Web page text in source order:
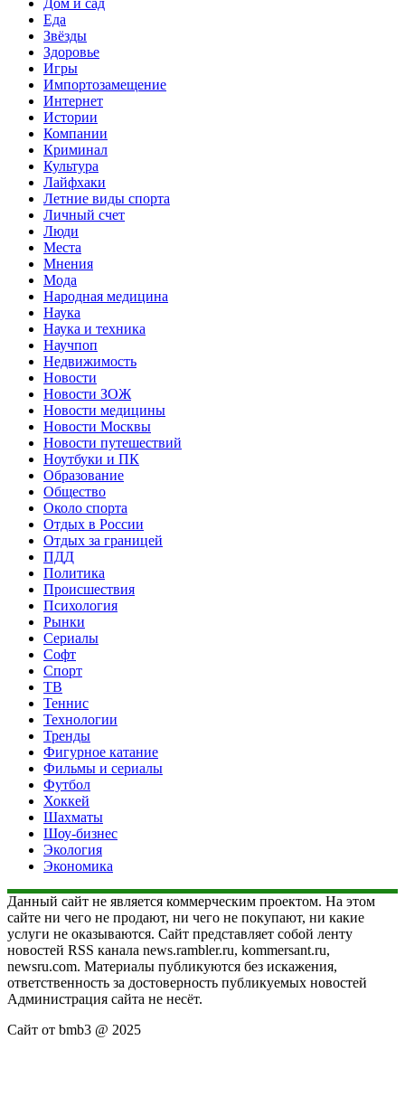
Еда
Звёзды
Здоровье
Игры
Импортозамещение
Интернет
Истории
Компании
Криминал
Культура
Лайфхаки
Летние виды спорта
Личный счет
Люди
Места
Мнения
Мода
Народная медицина
Наука
Наука и техника
Научпоп
Недвижимость
Новости
Новости ЗОЖ
Новости медицины
Новости Москвы
Новости путешествий
Ноутбуки и ПК
Образование
Общество
Около спорта
Отдых в России
Отдых за границей
ПДД
Политика
Происшествия
Психология
Рынки
Сериалы
Софт
Спорт
ТВ
Теннис
Технологии
Тренды
Фигурное катание
Фильмы и сериалы
Футбол
Хоккей
Шахматы
Шоу-бизнес
Экология
Экономика
Данный сайт не является коммерческим проектом. На этом
сайте ни чего не продают, ни чего не покупают, ни какие
услуги не оказываются. Сайт представляет собой ленту
новостей RSS канала news.rambler.ru, kommersant.ru,
newsru.com. Материалы публикуются без искажения,
ответственность за достоверность публикуемых новостей
Администрация сайта не несёт.
Сайт от bmb3 @ 2025